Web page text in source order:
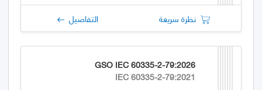
نظرة سريعة التفاصيل
GSO IEC 60335-2-79:2026
IEC 60335-2-79:2021